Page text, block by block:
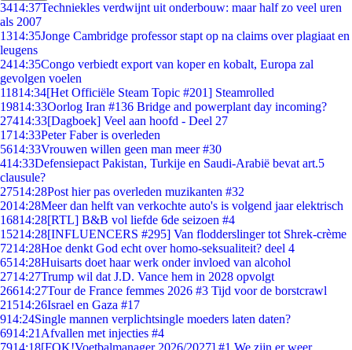
3414:37Techniekles verdwijnt uit onderbouw: maar half zo veel uren
als 2007
1314:35Jonge Cambridge professor stapt op na claims over plagiaat en
leugens
2414:35Congo verbiedt export van koper en kobalt, Europa zal
gevolgen voelen
11814:34[Het Officiële Steam Topic #201] Steamrolled
19814:33Oorlog Iran #136 Bridge and powerplant day incoming?
27414:33[Dagboek] Veel aan hoofd - Deel 27
1714:33Peter Faber is overleden
5614:33Vrouwen willen geen man meer #30
414:33Defensiepact Pakistan, Turkije en Saudi-Arabië bevat art.5
clausule?
27514:28Post hier pas overleden muzikanten #32
2014:28Meer dan helft van verkochte auto's is volgend jaar elektrisch
16814:28[RTL] B&B vol liefde 6de seizoen #4
15214:28[INFLUENCERS #295] Van flodderslinger tot Shrek-crème
7214:28Hoe denkt God echt over homo-seksualiteit? deel 4
6514:28Huisarts doet haar werk onder invloed van alcohol
2714:27Trump wil dat J.D. Vance hem in 2028 opvolgt
26614:27Tour de France femmes 2026 #3 Tijd voor de borstcrawl
21514:26Israel en Gaza #17
914:24Single mannen verplichtsingle moeders laten daten?
6914:21 Afvallen met injecties #4
7914:18[FOK!Voetbalmanager 2026/2027] #1 We zijn er weer